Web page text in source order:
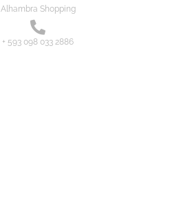
Alhambra Shopping
+ 593 098 033 2886